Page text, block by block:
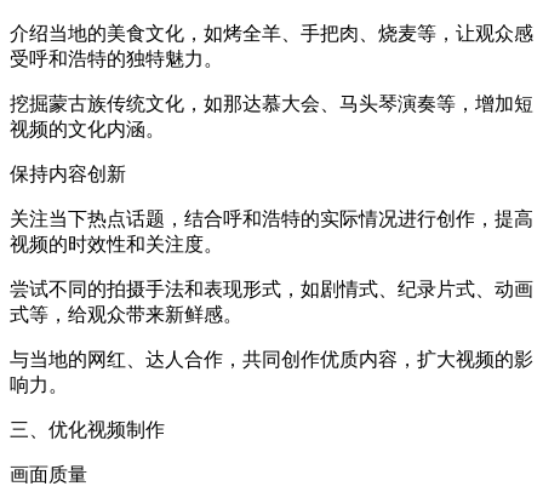
介绍当地的美食文化，如烤全羊、手把肉、烧麦等，让观众感
受呼和浩特的独特魅力。
挖掘蒙古族传统文化，如那达慕大会、马头琴演奏等，增加短
视频的文化内涵。
保持内容创新
关注当下热点话题，结合呼和浩特的实际情况进行创作，提高
视频的时效性和关注度。
尝试不同的拍摄手法和表现形式，如剧情式、纪录片式、动画
式等，给观众带来新鲜感。
与当地的网红、达人合作，共同创作优质内容，扩大视频的影
响力。
三、优化视频制作
画面质量